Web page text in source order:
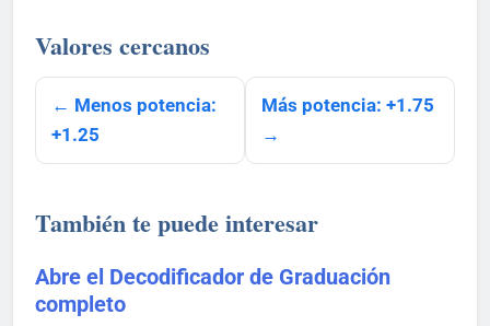
Valores cercanos
← Menos potencia:
+1.25
Más potencia: +1.75
→
También te puede interesar
Abre el Decodificador de Graduación
completo